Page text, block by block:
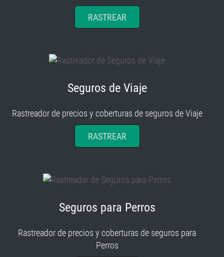
RASTREAR
Seguros de Viaje
Rastreador de precios y coberturas de seguros de Viaje
RASTREAR
Seguros para Perros
Rastreador de precios y coberturas de seguros para
Perros